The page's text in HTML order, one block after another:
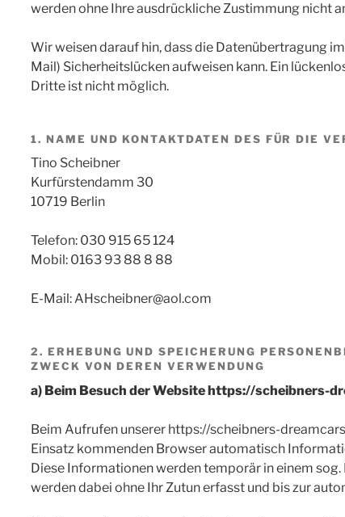
werden ohne Ihre ausdrückliche Zustimmung nicht
Wir weisen darauf hin, dass die Datenübertragung
Mail) Sicherheitslücken aufweisen kann. Ein
Dritte ist nicht möglich.
1. NAME UND KONTAKTDATEN DES FÜR DIE
Tino Scheibner
Kurfürstendamm 30
10719 Berlin
Telefon: 030 915 65 124
Mobil: 0163 93 88 8 88
E-Mail: AHscheibner@aol.com
2. ERHEBUNG UND SPEICHERUNG
ZWECK VON DEREN VERWENDUNG
a) Beim Besuch der Website https://scheibners-
Beim Aufrufen unserer https://scheibners-
Einsatz kommenden Browser automatisch
Diese Informationen werden temporär in einem
werden dabei ohne Ihr Zutun erfasst und bis zur